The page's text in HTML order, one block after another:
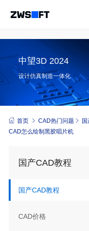
中望3D 2024
设计仿真制造一体化
首页 CAD热门问题
CAD 怎么绘制黑胶唱片机
国产CAD教程
国产CAD教程
CAD价格